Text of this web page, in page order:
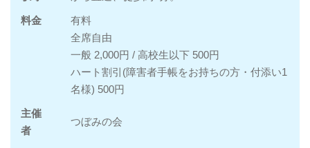
料金
有料
全席自由
一般 2,000円 / 高校生以下 500円
ハート割引(障害者手帳をお持ちの方・付添い1
名様) 500円
主催
者
つぼみの会